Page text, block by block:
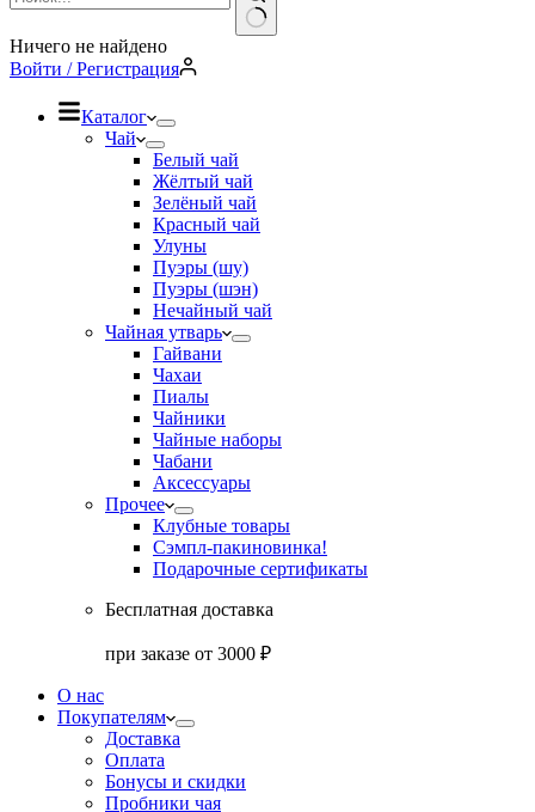
Ничего не найдено
Войти / Регистрация
Каталог
Чай
Белый чай
Жёлтый чай
Зелёный чай
Красный чай
Улуны
Пуэры (шу)
Пуэры (шэн)
Нечайный чай
Чайная утварь
Гайвани
Чахаи
Пиалы
Чайники
Чайные наборы
Чабани
Аксессуары
Прочее
Клубные товары
Сэмпл-пакиновинка!
Подарочные сертификаты
Бесплатная доставка
при заказе от 3000 ₽
О нас
Покупателям
Доставка
Оплата
Бонусы и скидки
Пробники чая